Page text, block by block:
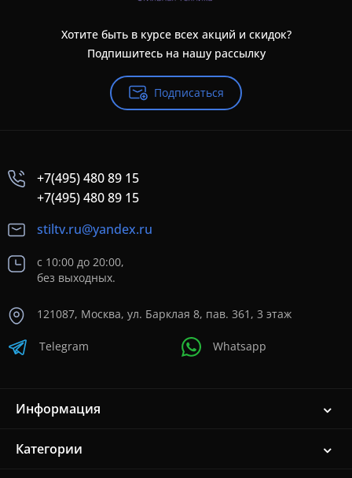
Хотите быть в курсе всех акций и скидок?
Подпишитесь на нашу рассылку
Подписаться
+7(495) 480 89 15
+7(495) 480 89 15
stiltv.ru@yandex.ru
с 10:00 до 20:00,
без выходных.
121087, Москва, ул. Барклая 8, пав. 361, 3 этаж
Telegram Whatsapp
Информация
Категории